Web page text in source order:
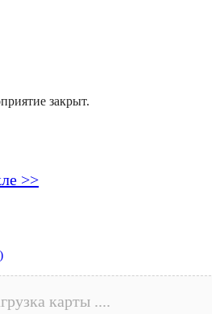
закрыт.
>>
карты ....